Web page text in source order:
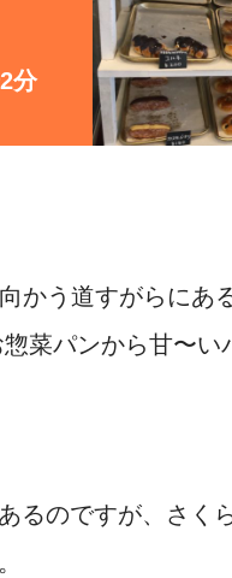
分
かう道すがらにあ
菜パンから甘〜い
るのですが、さく